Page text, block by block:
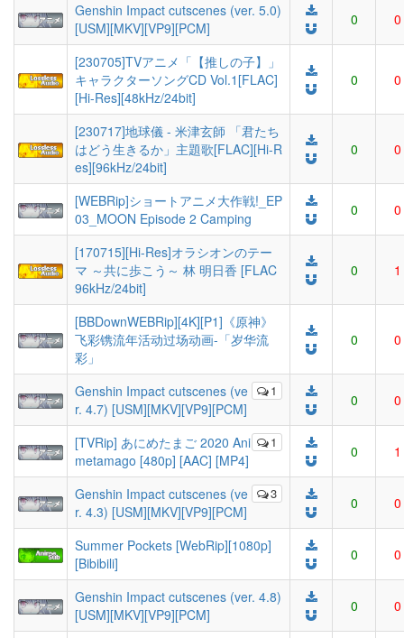
Genshin Impact cutscenes (ver. 5.0)
[USM][MKV][VP9][PCM]
0 0
[230705]TVアニメ「【推しの子】」
キャラクターソングCD Vol.1[FLAC]
[Hi-Res][48kHz/24bit]
0 0
[230717]地球儀 - 米津玄師 「君たち
はどう生きるか」主題歌[FLAC][Hi-R
es][96kHz/24bit]
0 0
[WEBRip]ショートアニメ大作戦!_EP
03_MOON Episode 2 Camping
0 0
[170715][Hi-Res]オラシオンのテー
マ ～共に歩こう～ 林 明日香 [FLAC
96kHz/24bit]
0 1
[BBDownWEBRip][4K][P1]《原神》
飞彩镌流年活动过场动画-「岁华流
彩」
0 0
1
Genshin Impact cutscenes (ve
r. 4.7) [USM][MKV][VP9][PCM]
0 0
1
[TVRip] あにめたまご 2020 Ani
metamago [480p] [AAC] [MP4]
0 1
3
Genshin Impact cutscenes (ve
r. 4.3) [USM][MKV][VP9][PCM]
0 0
Summer Pockets [WebRip][1080p]
[Bibibili]
0 0
Genshin Impact cutscenes (ver. 4.8)
[USM][MKV][VP9][PCM]
0 0